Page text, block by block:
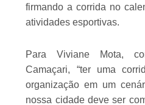
firmando a corrida no
atividades esportivas.
Para Viviane Mota,
Camaçari, “ter uma
organização em um
nossa cidade deve ser